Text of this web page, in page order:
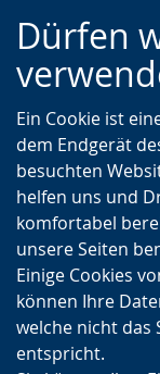
Dürfen
Ein Cookie ist
dem Endgerät
besuchten
helfen uns und
komfortabel
unsere Seiten
Einige Cookies
können Ihre
welche nicht das
entspricht.